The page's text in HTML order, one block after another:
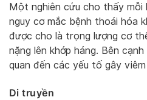
Một nghiên cứu cho thấy
nguy cơ mắc bệnh thoái hóa
được cho là trọng lượng cơ
nặng lên khớp háng. Bên
quan đến các yếu tố gây
Di truyền